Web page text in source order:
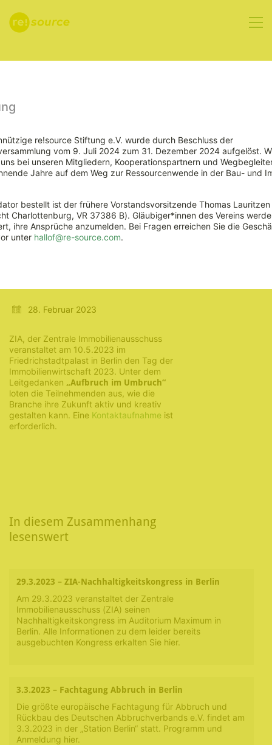
10.5.2023 –
Immobilienwirtschaft
2023 des ZIA
28. Februar 2023
ZIA, der Zentrale Immobilienausschuss
veranstaltet am 10.5.2023 im
Friedrichstadtpalast in Berlin den Tag der
Immobilienwirtschaft 2023. Unter dem
Leitgedanken „Aufbruch im Umbruch“
loten die Teilnehmenden aus, wie die
Branche ihre Zukunft aktiv und kreativ
gestalten kann. Eine Kontaktaufnahme ist
erforderlich.
In diesem Zusammenhang
lesenswert
29.3.2023 – ZIA-Nachhaltigkeitskongress in Berlin
Am 29.3.2023 veranstaltet der Zentrale
Immobilienausschuss (ZIA) seinen
Nachhaltigkeitskongress im Auditorium Maximum in
Berlin. Alle Informationen zu dem leider bereits
ausgebuchten Kongress erkalten Sie hier.
3.3.2023 – Fachtagung Abbruch in Berlin
Die größte europäische Fachtagung für Abbruch und
Rückbau des Deutschen Abbruchverbands e.V. findet am
3.3.2023 in der „Station Berlin“ statt. Programm und
Anmeldung hier.
re!source Stiftung e.V. wurde durch Beschluss der
vom 9. Juli 2024 zum 31. Dezember 2024 aufgelöst.
bei unseren Mitgliedern, Kooperationspartnern und
Jahre auf dem Weg zur Ressourcenwende in der Bau- und
bestellt ist der frühere Vorstandsvorsitzende Thomas Lauritzen
Charlottenburg, VR 37386 B). Gläubiger*innen des Vereins
ihre Ansprüche anzumelden. Bei Fragen erreichen Sie die
unter hallof@re-source.com.